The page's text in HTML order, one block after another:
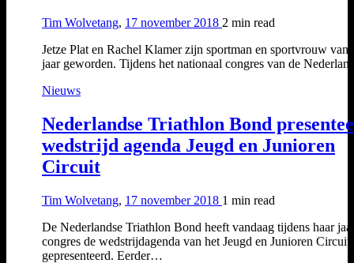
Tim Wolvetang, 17 november 2018 2 min read
Jetze Plat en Rachel Klamer zijn sportman en sportvrouw van
jaar geworden. Tijdens het nationaal congres van de
Nieuws
Nederlandse Triathlon Bond
wedstrijd agenda Jeugd en Junioren
Circuit
Tim Wolvetang, 17 november 2018 1 min read
De Nederlandse Triathlon Bond heeft vandaag tijdens haar
congres de wedstrijdagenda van het Jeugd en Junioren Circuit
gepresenteerd. Eerder…